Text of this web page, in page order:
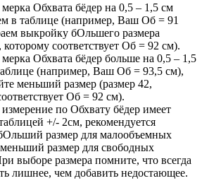
Обхвата бёдер на 0,5 – 1,5 см
в таблице (например, Ваш Об = 91
выкройку бОльшего размера
которому соответствует Об = 92 см).
Обхвата бёдер больше на 0,5 – 1,5
(например, Ваш Об = 93,5 см),
меньший размер (размер 42,
Об = 92 см).
по Обхвату бёдер имеет
+/- 2см, рекомендуется
размер для малообъемных
размер для свободных
выборе размера помните, что всегда
лишнее, чем добавить недостающее.